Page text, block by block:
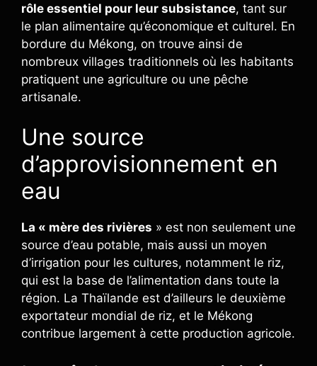
rôle essentiel pour leur subsistance, tant sur
le plan alimentaire qu’économique et culturel. En
bordure du Mékong, on trouve ainsi de
nombreux villages traditionnels où les habitants
pratiquent une agriculture ou une pêche
artisanale.
Une source
d’approvisionnement en
eau
La « mère des rivières » est non seulement une
source d’eau potable, mais aussi un moyen
d’irrigation pour les cultures, notamment le riz,
qui est la base de l’alimentation dans toute la
région. La Thaïlande est d’ailleurs le deuxième
exportateur mondial de riz, et le Mékong
contribue largement à cette production agricole.